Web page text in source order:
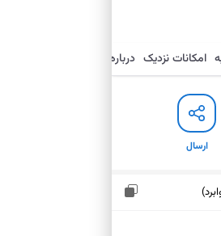
امکانات نزدیک درباره
ارسال